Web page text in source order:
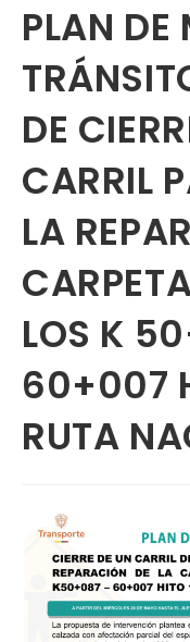
PLAN DE
DE
CARRIL
LA
LOS K
60+007
RUTA